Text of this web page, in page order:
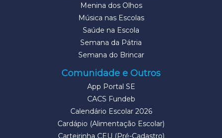
Menina dos Olhos
Música nas Escolas
Saúde na Escola
Semana da Pátria
Semana do Brincar
Comunidade e Outros
App Portal SE
CACS Fundeb
Calendário Escolar 2026
Cardápio (Alimentação Escolar)
Carteirinha CEU (Pré-Cadastro)